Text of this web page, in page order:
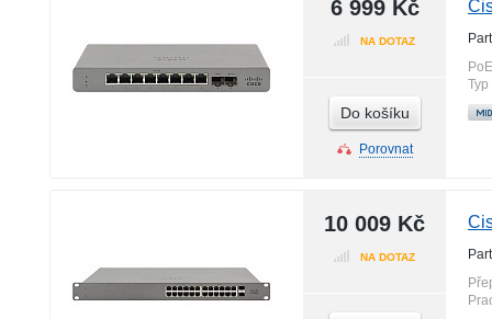
6 999 Kč
NA DOTAZ
Do košíku
Porovnat
10 009 Kč
NA DOTAZ